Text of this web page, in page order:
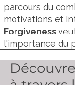
parcours du
motivations et
Forgiveness
l'importance du